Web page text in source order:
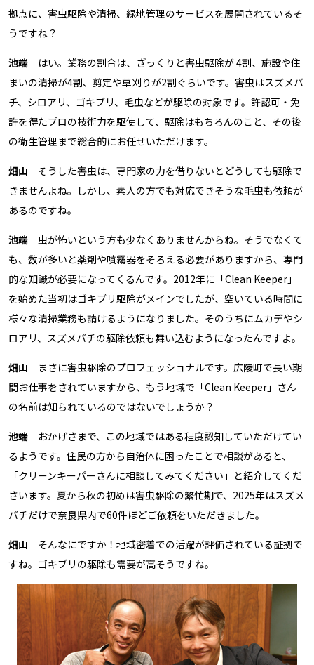
拠点に、害虫駆除や清掃、緑地管理のサービスを展開されているそ
うですね？
池端 はい。業務の割合は、ざっくりと害虫駆除が 4割、施設や住
まいの清掃が4割、剪定や草刈りが2割ぐらいです。害虫はスズメバ
チ、シロアリ、ゴキブリ、毛虫などが駆除の対象です。許認可・免
許を得たプロの技術力を駆使して、駆除はもちろんのこと、その後
の衛生管理まで総合的にお任せいただけます。
畑山 そうした害虫は、専門家の力を借りないとどうしても駆除で
きませんよね。しかし、素人の方でも対応できそうな毛虫も依頼が
あるのですね。
池端 虫が怖いという方も少なくありませんからね。そうでなくて
も、数が多いと薬剤や噴霧器をそろえる必要がありますから、専門
的な知識が必要になってくるんです。2012年に「Clean Keeper」
を始めた当初はゴキブリ駆除がメインでしたが、空いている時間に
様々な清掃業務も請けるようになりました。そのうちにムカデやシ
ロアリ、スズメバチの駆除依頼も舞い込むようになったんですよ。
畑山 まさに害虫駆除のプロフェッショナルです。広陵町で長い期
間お仕事をされていますから、もう地域で「Clean Keeper」さん
の名前は知られているのではないでしょうか？
池端 おかげさまで、この地域ではある程度認知していただけてい
るようです。住民の方から自治体に困ったことで相談があると、
「クリーンキーパーさんに相談してみてください」と紹介してくだ
さいます。夏から秋の初めは害虫駆除の繁忙期で、2025年はスズメ
バチだけで奈良県内で60件ほどご依頼をいただきました。
畑山 そんなにですか！地域密着での活躍が評価されている証拠で
すね。ゴキブリの駆除も需要が高そうですね。